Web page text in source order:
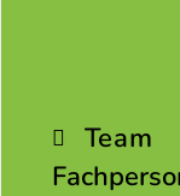
Team